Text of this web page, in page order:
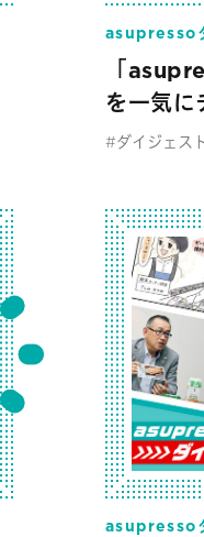
asupresso
「
を一気に
#ダイジェス
asupresso